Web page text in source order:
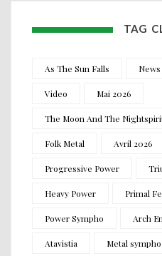
TAG
As The Sun Falls News
Video Mai 2026
The Moon And The
Folk Metal Avril 2026
Progressive Power
Heavy Power Primal
Power Sympho Arch
Atavistia Metal sympho